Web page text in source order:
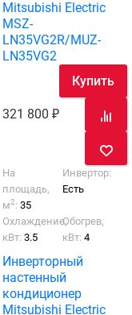
Mitsubishi Electric
MSZ-
LN35VG2R/MUZ-
LN35VG2
321 800
Купить
На
площадь,
м2:35
Инвертор:
Есть
Охлаждение,
кВт:3.5
Обогрев,
кВт:4
Инверторный
настенный
кондиционер
Mitsubishi Electric